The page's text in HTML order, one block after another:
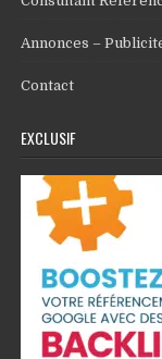
Annonces –
Contact
EXCLUSIF